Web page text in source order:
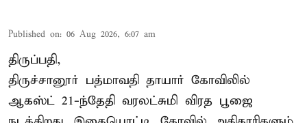
Published on: 06 Aug 2026, 6:07 am
திருப்பதி,
திருச்சானூர் பத்மாவதி தாயார் கோவிலில்
ஆகஸ்ட் 21-ந்தேதி வரலட்சுமி விரத பூஜை